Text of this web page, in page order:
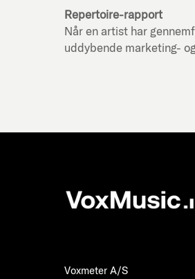
Repertoire-rapport
Når en artist har
uddybende marketing-
Voxmeter A/S